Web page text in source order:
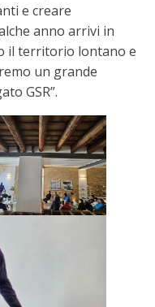
e creare
anno arrivi in
il territorio lontano e
un grande
GSR”.